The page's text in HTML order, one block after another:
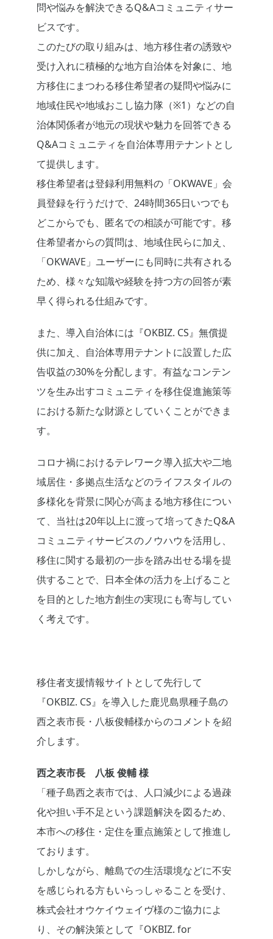
問や悩みを解決できるQ&Aコミュニティサー
ビスです。
このたびの取り組みは、地方移住者の誘致や
受け入れに積極的な地方自治体を対象に、地
方移住にまつわる移住希望者の疑問や悩みに
地域住民や地域おこし協力隊（※1）などの自
治体関係者が地元の現状や魅力を回答できる
Q&Aコミュニティを自治体専用テナントとし
て提供します。
移住希望者は登録利用無料の「OKWAVE」会
員登録を行うだけで、24時間365日いつでも
どこからでも、匿名での相談が可能です。移
住希望者からの質問は、地域住民らに加え、
「OKWAVE」ユーザーにも同時に共有される
ため、様々な知識や経験を持つ方の回答が素
早く得られる仕組みです。
また、導入自治体には『OKBIZ. CS』無償提
供に加え、自治体専用テナントに設置した広
告収益の30%を分配します。有益なコンテン
ツを生み出すコミュニティを移住促進施策等
における新たな財源としていくことができま
す。
コロナ禍におけるテレワーク導入拡大や二地
域居住・多拠点生活などのライフスタイルの
多様化を背景に関心が高まる地方移住につい
て、当社は20年以上に渡って培ってきたQ&A
コミュニティサービスのノウハウを活用し、
移住に関する最初の一歩を踏み出せる場を提
供することで、日本全体の活力を上げること
を目的とした地方創生の実現にも寄与してい
く考えです。
移住者支援情報サイトとして先行して
『OKBIZ. CS』を導入した鹿児島県種子島の
西之表市長・八板俊輔様からのコメントを紹
介します。
西之表市長 八板 俊輔 様
「種子島西之表市では、人口減少による過疎
化や担い手不足という課題解決を図るため、
本市への移住・定住を重点施策として推進し
ております。
しかしながら、離島での生活環境などに不安
を感じられる方もいらっしゃることを受け、
株式会社オウケイウェイヴ様のご協力によ
り、その解決策として『OKBIZ. for